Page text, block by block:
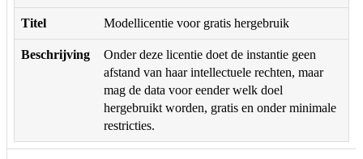
Titel Modellicentie voor gratis hergebruik
Beschrijving
Onder deze licentie doet de instantie geen
afstand van haar intellectuele rechten, maar
mag de data voor eender welk doel
hergebruikt worden, gratis en onder minimale
restricties.